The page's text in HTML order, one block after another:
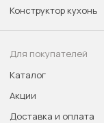
Конструктор кухонь
Для покупателей
Каталог
Акции
Доставка и оплата